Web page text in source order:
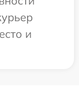
и